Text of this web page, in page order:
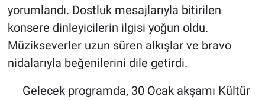
yorumlandı. Dostluk mesajlarıyla bitirilen
konsere dinleyicilerin ilgisi yoğun oldu.
Müzikseverler uzun süren alkışlar ve bravo
nidalarıyla beğenilerini dile getirdi.
Gelecek programda, 30 Ocak akşamı Kültür